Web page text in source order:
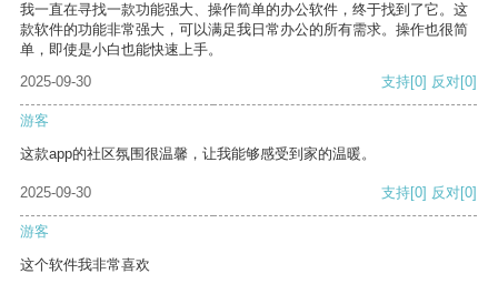
我一直在寻找一款功能强大、操作简单的办公软件，终于找到了它。这
款软件的功能非常强大，可以满足我日常办公的所有需求。操作也很简
单，即使是小白也能快速上手。
2025-09-30
支持[0] 反对[0]
游客
这款app的社区氛围很温馨，让我能够感受到家的温暖。
2025-09-30 支持[0] 反对[0]
游客
这个软件我非常喜欢